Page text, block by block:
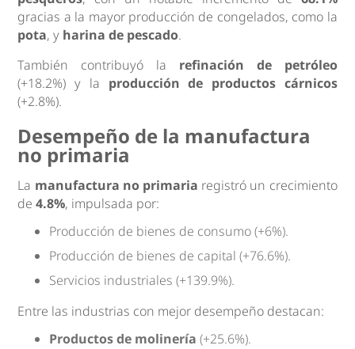
gracias a la mayor producción de congelados, como la
pota, y harina de pescado.
También contribuyó la refinación de petróleo
(+18.2%) y la producción de productos cárnicos
(+2.8%).
Desempeño de la manufactura
no primaria
La manufactura no primaria registró un crecimiento
de4.8%, impulsada por:
Producción de bienes de consumo (+6%).
Producción de bienes de capital (+76.6%).
Servicios industriales (+139.9%).
Entre las industrias con mejor desempeño destacan:
Productos de molinería (+25.6%).